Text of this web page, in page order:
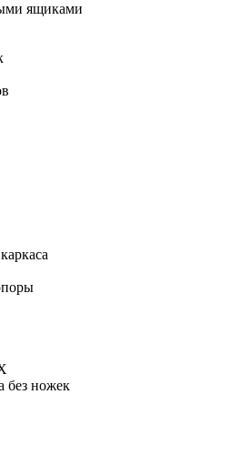
ящиками
без ножек